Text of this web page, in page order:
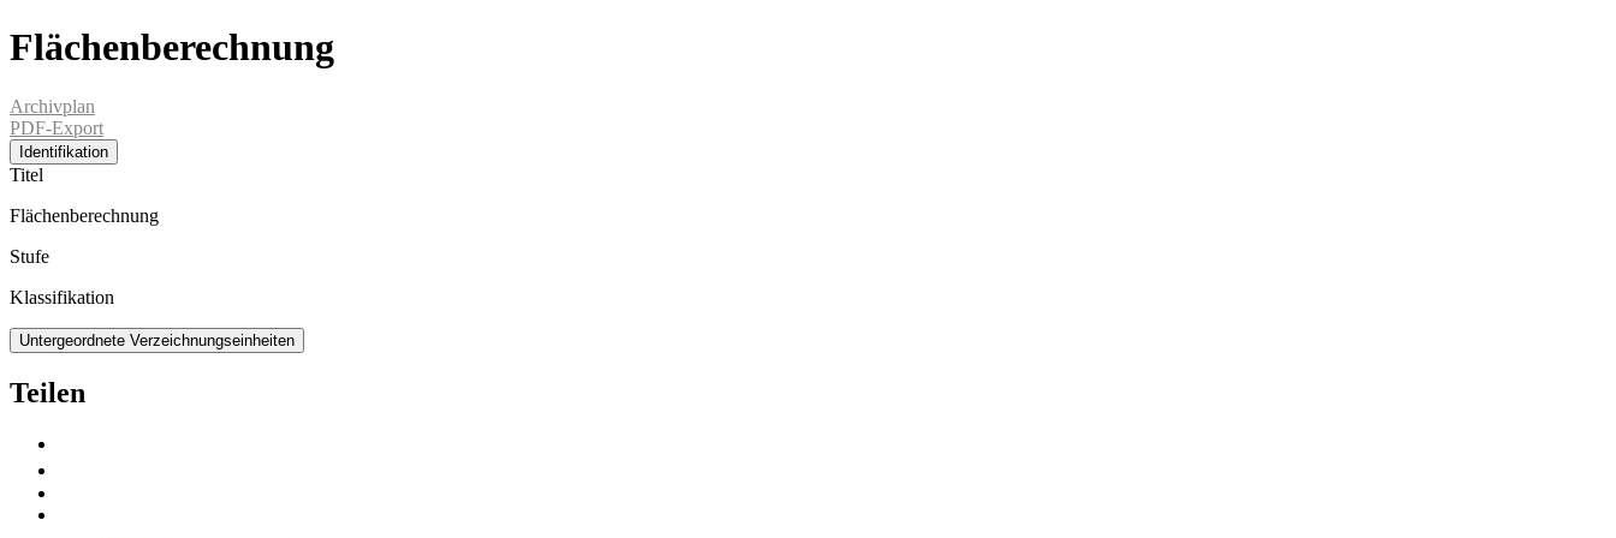
Flächenberechnung
Archivplan
PDF-Export
Identifikation
Titel
Flächenberechnung
Stufe
Klassifikation
Untergeordnete Verzeichnungseinheiten
Teilen